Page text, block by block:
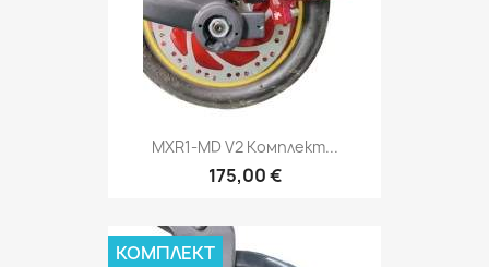
MXR1-MD V2 Комплект...
175,00 €
КОМПЛЕКТ